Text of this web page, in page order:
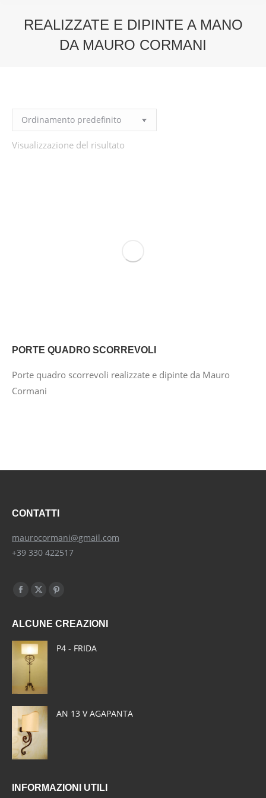
REALIZZATE E DIPINTE A MANO
DA MAURO CORMANI
Visualizzazione del risultato
PORTE QUADRO SCORREVOLI
Porte quadro scorrevoli realizzate e dipinte da Mauro
Cormani
CONTATTI
maurocormani@gmail.com
+39 330 422517
Find us on:
Facebook
opens
in
new
window
X
opens
in
new
Pinterest
opens
ALCUNE CREAZIONI
P4 - FRIDA
AN 13 V AGAPANTA
INFORMAZIONI UTILI